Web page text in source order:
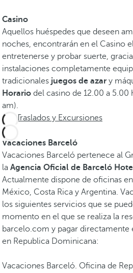
Casino
Aquellos huéspedes que deseen
noches, encontrarán en el Casino
entretenerse y probar suerte,
instalaciones completamente
tradicionales juegos de azar y
Horario del casino de 12.00 a
am).
Traslados y Excursiones
Vacaciones Barceló
Vacaciones Barceló pertenece al
la Agencia Oficial de Barceló
Actualmente dispone de oficinas
México, Costa Rica y Argentina.
los siguientes servicios que se
momento en el que se realiza la
barcelo.com y pagar directamente
en Republica Dominicana:
Vacaciones Barceló. Oficina de